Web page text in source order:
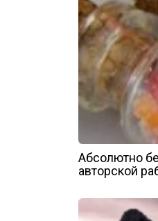
Абсолютно
авторской